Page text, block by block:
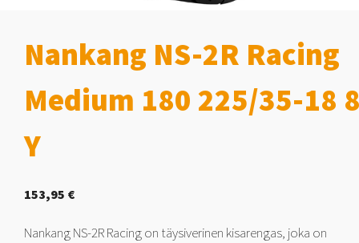
Nankang NS-2R Racing
Medium 180 225/35-18
Y
153,95 €
Nankang NS-2R Racing on täysiverinen kisarengas, joka on